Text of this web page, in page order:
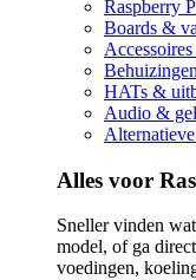
Raspberry
Boards &
Behuizingen
HATs &
Audio &
Alles voor
Sneller vinden
model, of ga
voedingen,